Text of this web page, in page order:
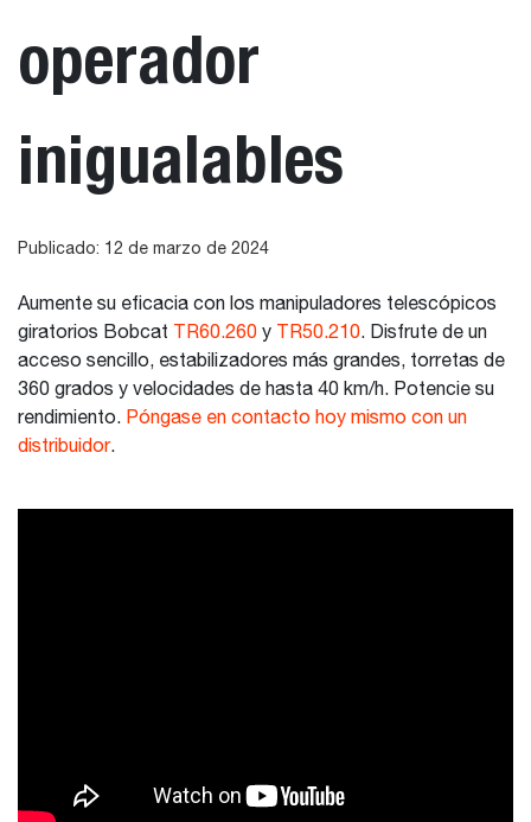
operador
inigualables
Publicado: 12 de marzo de 2024
Aumente su eficacia con los manipuladores telescópicos
giratorios Bobcat
TR60.260 y TR50.210. Disfrute de un
acceso sencillo, estabilizadores más grandes, torretas de
360 grados y velocidades de hasta 40 km/h. Potencie su
rendimiento. Póngase en contacto hoy mismo con un
distribuidor.